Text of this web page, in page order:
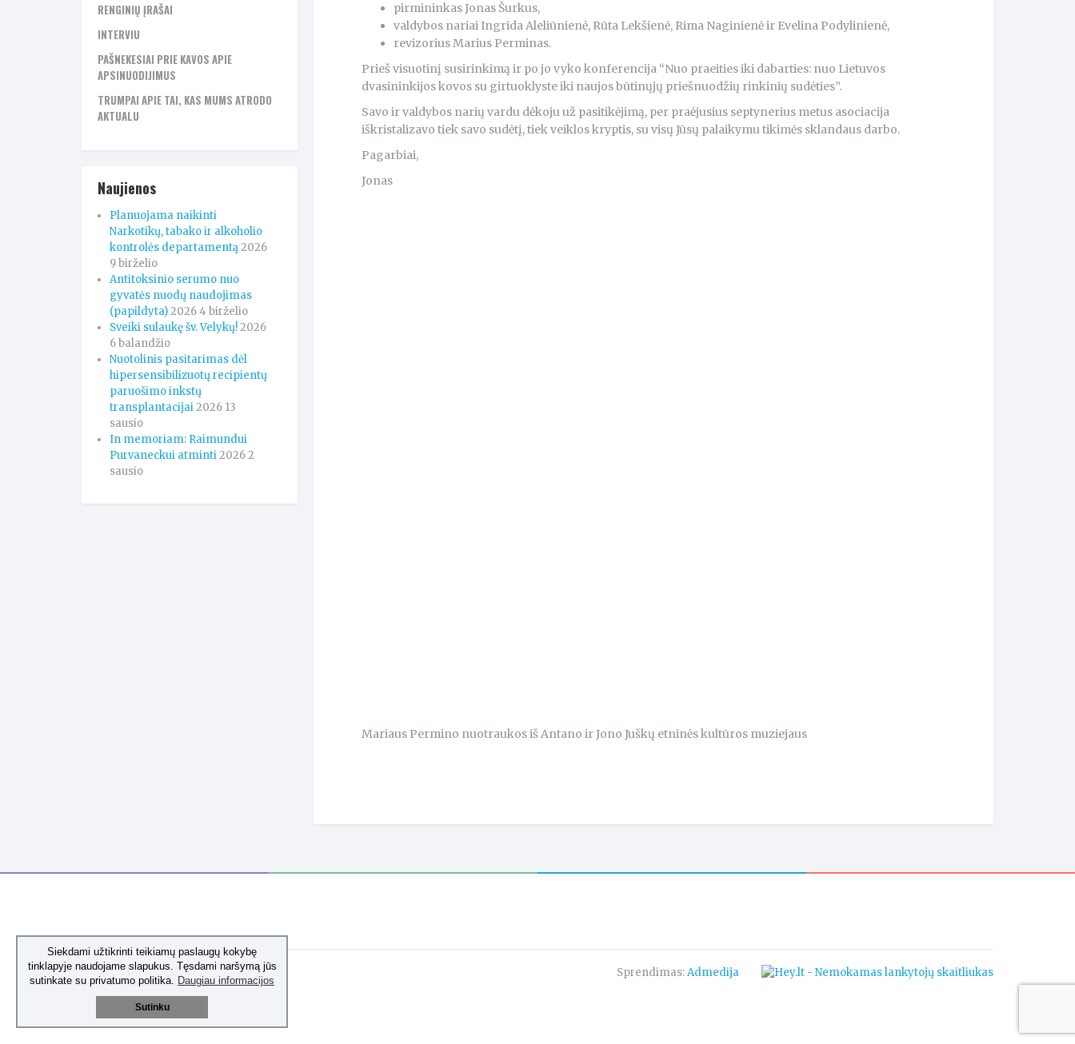
Siekdami užtikrinti teikiamų paslaugų kokybę
tinklapyje naudojame slapukus. Tęsdami naršymą jūs
sutinkate su privatumo politika. Daugiau informacijos
Sutinku
pirmininkas Jonas Šurkus,
valdybos nariai Ingrida Aleliūnienė, Rūta Lekšienė, Rima Naginienė ir Evelina Podylinienė,
revizorius Marius Perminas.
Prieš visuotinį susirinkimą ir po jo vyko konferencija “Nuo praeities iki dabarties: nuo Lietuvos
dvasininkijos kovos su girtuoklyste iki naujos būtinųjų priešnuodžių rinkinių sudėties”.
Savo ir valdybos narių vardu dėkoju už pasitikėjimą, per praėjusius septynerius metus asociacija
iškristalizavo tiek savo sudėtį, tiek veiklos kryptis, su visų Jūsų palaikymu tikimės sklandaus darbo.
Pagarbiai,
Jonas
Mariaus Permino nuotraukos iš Antano ir Jono Juškų etninės kultūros muziejaus
RENGINIŲ ĮRAŠAI
INTERVIU
PAŠNEKESIAI PRIE KAVOS APIE
APSINUODIJIMUS
TRUMPAI APIE TAI, KAS MUMS ATRODO
AKTUALU
Naujienos
Planuojama naikinti
Narkotikų, tabako ir alkoholio
kontrolės departamentą2026
9 birželio
Antitoksinio serumo nuo
gyvatės nuodų naudojimas
(papildyta)2026 4 birželio
Sveiki sulaukę šv. Velykų!2026
6 balandžio
Nuotolinis pasitarimas dėl
hipersensibilizuotų recipientų
paruošimo inkstų
transplantacijai2026 13
sausio
In memoriam: Raimundui
Purvaneckui atminti2026 2
sausio
Sprendimas:Admedija